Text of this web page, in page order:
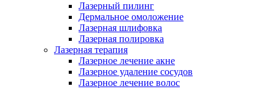
Лазерный пилинг
Дермальное омоложение
Лазерная шлифовка
Лазерная полировка
Лазерная терапия
Лазерное лечение акне
Лазерное удаление сосудов
Лазерное лечение волос